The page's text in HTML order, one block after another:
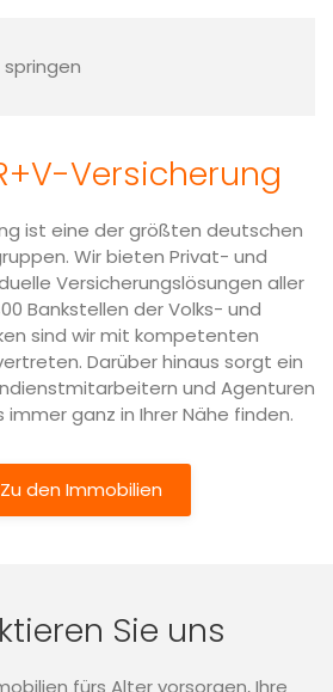
ist die, die optimal
vielleicht sparen können
am besten zu Ihnen passt –
und ganz in Ihrer Nähe.
Versicherung vor Ort
Versicherung
ist eine der größten deutschen
Wir bieten Privat- und
Versicherungslösungen aller
Bankstellen der Volks- und
sind wir mit kompetenten
Darüber hinaus sorgt ein
und Agenturen
immer ganz in Ihrer Nähe finden.
Zu den Immobilien
Sie uns
fürs Alter vorsorgen, Ihre